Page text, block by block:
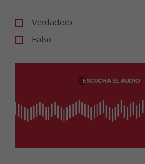
Verdadero.
Falso.